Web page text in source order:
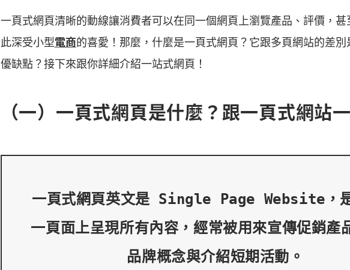
一頁式網頁清晰的動線讓消費者可以在同一個網頁上瀏覽產品、評價，甚
此深受小型電商的喜愛！那麼，什麼是一頁式網頁？它跟多頁網站的差
優缺點？接下來跟你詳細介紹一站式網頁！
（一）一頁式網頁是什麼？跟一頁式網站
一頁式網頁英文是 Single Page Website，
一頁面上呈現所有內容，經常被用來宣傳促銷產